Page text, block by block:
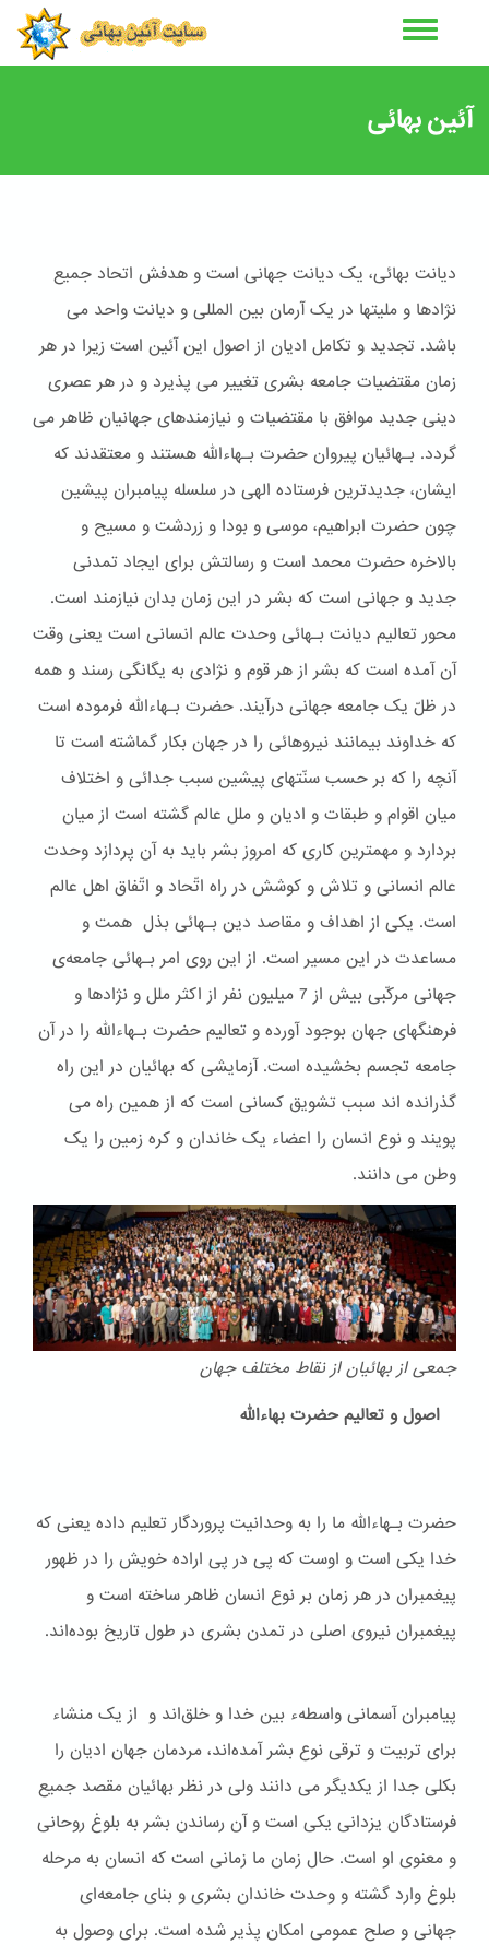
آئین بهائی
دیانت بهائی، یک دیانت جهانی است و هدفش اتحاد جمیع
نژادها و ملیتها در یک آرمان بین المللی و دیانت واحد می
باشد. تجدید و تکامل ادیان از اصول این آئین است زیرا در هر
زمان مقتضیات جامعه بشری تغییر می پذیرد و در هر عصری
دینی جدید موافق با مقتضیات و نیازمندهای جهانیان ظاهر می
گردد. بـهائیان پیروان حضرت بـهاءالله هستند و معتقدند که
ایشان، جدیدترین فرستاده الهی در سلسله پیامبران پیشین
چون حضرت ابراهیم، موسی و بودا و زردشت و مسیح و
بالاخره حضرت محمد است و رسالتش برای ایجاد تمدنی
جدید و جهانی است که بشر در این زمان بدان نیازمند است.
محور تعالیم دیانت بـهائی وحدت عالم انسانی است یعنی وقت
آن آمده است که بشر از هر قوم و نژادی به یگانگی رسند و همه
در ظلّ یک جامعه جهانی درآیند. حضرت بـهاءالله فرموده است
که خداوند بیمانند نیروهائی را در جهان بکار گماشته است تا
آنچه را که بر حسب سنّتهای پیشین سبب جدائی و اختلاف
میان اقوام و طبقات و ادیان و ملل عالم گشته است از میان
بردارد و مهمترین کاری که امروز بشر باید به آن پردازد وحدت
عالم انسانی و تلاش و کوشش در راه اتّحاد و اتّفاق اهل عالم
است. یکی از اهداف و مقاصد دین بـهائی بذل همت و
مساعدت در این مسیر است. از این روی امر بـهائی جامعه‌ی
جهانی مرکّبی بیش از 7 میلیون نفر از اکثر ملل و نژادها و
فرهنگهای جهان بوجود آورده و تعالیم حضرت بـهاءالله را در آن
جامعه تجسم بخشیده است. آزمایشی که بهائیان در این راه
گذرانده اند سبب تشویق کسانی است که از همین راه می
پویند و نوع انسان را اعضاء یک خاندان و کره زمین را یک
وطن می دانند.
جمعی از بهائیان از نقاط مختلف جهان
اصول و تعالیم حضرت بهاءالله
حضرت بـهاءالله ما را به وحدانیت پروردگار تعلیم داده یعنی که
خدا یکی است و اوست که پی در پی اراده خویش را در ظهور
پیغمبران در هر زمان بر نوع انسان ظاهر ساخته است و
پیغمبران نیروی اصلی در تمدن بشری در طول تاریخ بوده‌اند.
پیامبران آسمانی واسطهء بین خدا و خلق‌اند و از یک منشاء
برای تربیت و ترقی نوع بشر آمده‌اند، مردمان جهان ادیان را
بکلی جدا از یکدیگر می دانند ولی در نظر بهائیان مقصد جمیع
فرستادگان یزدانی یکی است و آن رساندن بشر به بلوغ روحانی
و معنوی او است. حال زمان ما زمانی است که انسان به مرحله
بلوغ وارد گشته و وحدت خاندان بشری و بنای جامعه‌ای
جهانی و صلح عمومی امکان پذیر شده است. برای وصول به